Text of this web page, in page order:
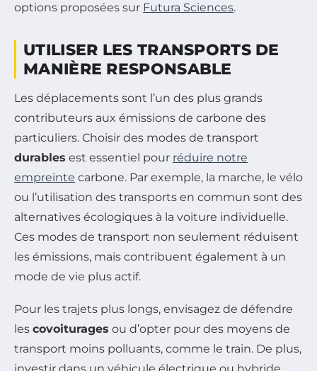
options proposées sur Futura Sciences.
UTILISER LES TRANSPORTS DE
MANIÈRE RESPONSABLE
Les déplacements sont l’un des plus grands
contributeurs aux émissions de carbone des
particuliers. Choisir des modes de transport
durables est essentiel pour réduire notre
empreinte carbone. Par exemple, la marche, le vélo
ou l’utilisation des transports en commun sont des
alternatives écologiques à la voiture individuelle.
Ces modes de transport non seulement réduisent
les émissions, mais contribuent également à un
mode de vie plus actif.
Pour les trajets plus longs, envisagez de défendre
les covoiturages ou d’opter pour des moyens de
transport moins polluants, comme le train. De plus,